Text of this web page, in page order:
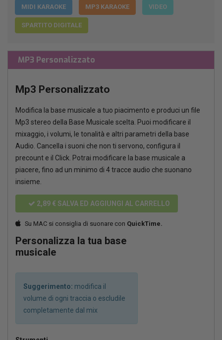
MIDI KARAOKE MP3 KARAOKE VIDEO
SPARTITO DIGITALE
MP3 Personalizzato
Mp3 Personalizzato
Modifica la base musicale a tuo piacimento e produci un file
Mp3 stereo della Base Musicale scelta. Puoi modificare il
mixaggio, i volumi, le tonalità e altri parametri della base
Audio. Cancella i suoni che non ti servono, configura il
precount e il Click. Potrai modificare la base musicale a
piacere, fino ad un minimo di 4 tracce audio che suonano
insieme.
2,89 € SALVA ED AGGIUNGI AL CARRELLO
Su MAC si consiglia di suonare con QuickTime.
Personalizza la tua base
musicale
Suggerimento: modifica il
volume di ogni traccia o escludile
completamente dal mix